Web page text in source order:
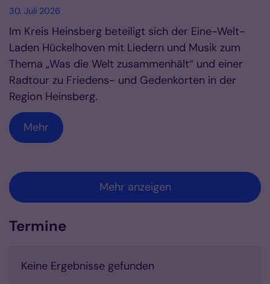
30. Juli 2026
Im Kreis Heinsberg beteiligt sich der Eine-Welt-
Laden Hückelhoven mit Liedern und Musik zum
Thema „Was die Welt zusammenhält“ und einer
Radtour zu Friedens- und Gedenkorten in der
Region Heinsberg.
Mehr
Mehr anzeigen
Termine
Keine Ergebnisse gefunden